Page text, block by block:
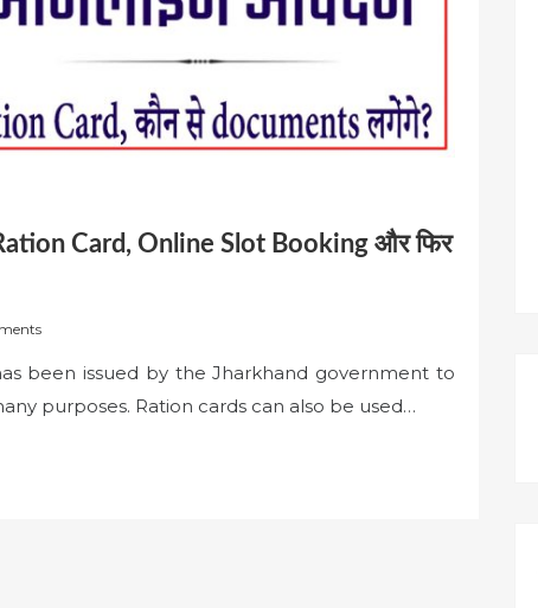
Card, Online Slot Booking और फिर
been issued by the Jharkhand government to
purposes. Ration cards can also be used…